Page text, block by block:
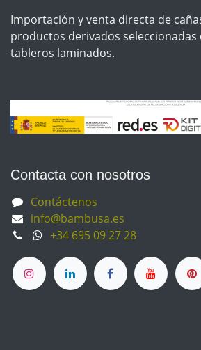
Importación y venta directa de
productos derivados seleccionadas
tableros laminados.
Contacta con nosotros
Contáctenos
info@bambusa.es
+34 695 09 27 28